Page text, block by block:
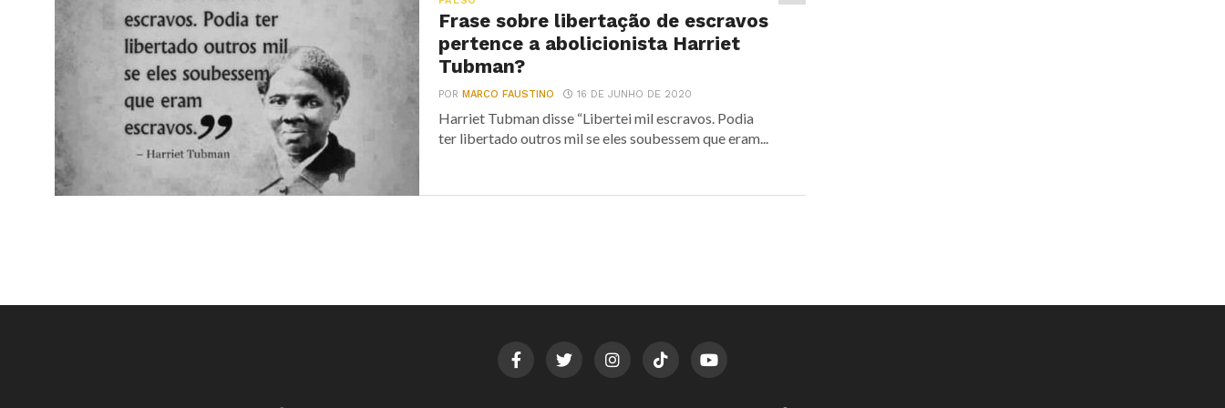
Frase sobre libertação de escravos
pertence a abolicionista Harriet
Tubman?
PORMARCO FAUSTINO 16 DE JUNHO DE 2020
Harriet Tubman disse “Libertei mil escravos. Podia
ter libertado outros mil se eles soubessem que eram...